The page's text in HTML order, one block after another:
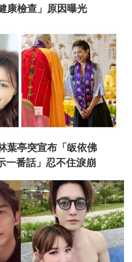
康檢查」原因曝光
葉亭突宣布「皈依佛
番話」忍不住淚崩